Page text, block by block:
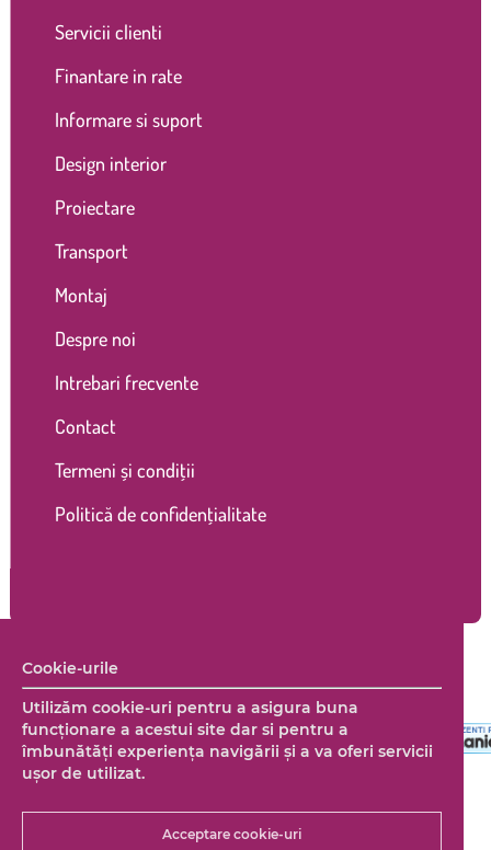
Servicii clienti
Finantare in rate
Informare si suport
Design interior
Proiectare
Transport
Montaj
Despre noi
Intrebari frecvente
Contact
Termeni și condiții
Politică de confidențialitate
Copyright © 2026 Marco Shop. Toate drepturile rezervate. |
Creare magazin online+ Marketing online by End Soft Design
Cookie-urile
Utilizăm cookie-uri pentru a asigura buna
funcționare a acestui site dar si pentru a
îmbunătăţi experienţa navigării şi a va oferi servicii
uşor de utilizat.
Acceptare cookie-uri